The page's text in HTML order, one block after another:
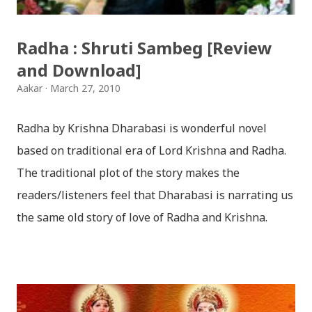
अम्बर गुरुङ) Download: सयथरि बाजा एउटै ताल / saya thari
मरेपनि मेरो देश बाँचिराखोस / ma marepan...
Radha : Shruti Sambeg [Review
and Download]
Aakar March 27, 2010
Radha by Krishna Dharabasi is wonderful novel
based on traditional era of Lord Krishna and Radha.
The traditional plot of the story makes the
readers/listeners feel that Dharabasi is narrating us
the same old story of love of Radha and Krishna.
it speaks of so many hidden things that we will be
amazed while ending it up. Radha and Krishna are